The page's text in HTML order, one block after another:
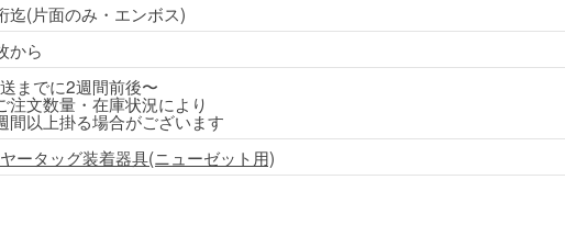
迄(片面のみ・エンボス)
から
までに2週間前後〜
注文数量・在庫状況により
間以上掛る場合がございます
ータッグ装着器具(ニューゼット用)